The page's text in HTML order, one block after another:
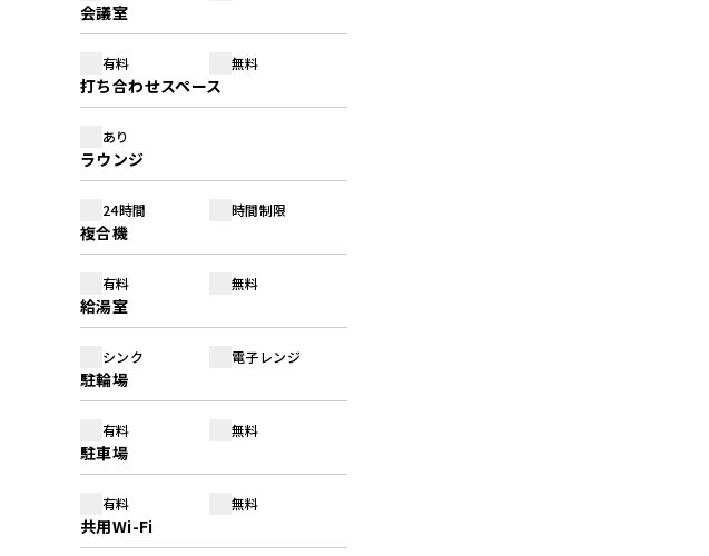
会議室
有料 無料
打ち合わせスペース
あり
ラウンジ
24時間 時間制限
複合機
有料 無料
給湯室
シンク 電子レンジ
駐輪場
有料 無料
駐車場
有料 無料
共用Wi-Fi